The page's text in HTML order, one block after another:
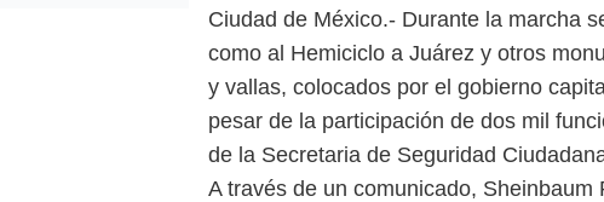
Ciudad de México.- Durante la marcha
como al Hemiciclo a Juárez y otros
y vallas, colocados por el gobierno
pesar de la participación de dos mil
de la Secretaria de Seguridad
A través de un comunicado,